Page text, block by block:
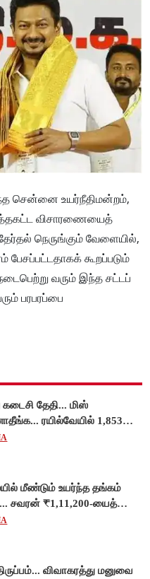
சென்னை உயர்நீதிமன்றம்,
விசாரணையைத்
நெருங்கும் வேளையில்,
பேசப்பட்டதாகக் கூறப்படும்
வரும் இந்த சட்டப்
பரபரப்பை
தேதி... மிஸ்
ரயில்வேயில் 1,853
பணியிடங்களுக்கு
மீண்டும் உயர்ந்த தங்கம்
சவரன் ₹1,11,200-யைத்
விவாகரத்து மனுவை